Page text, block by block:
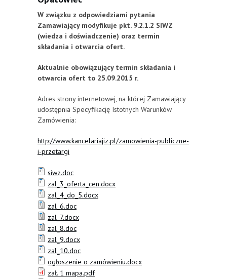
W związku z odpowiedziami pytania
Zamawiający modyfikuje pkt. 9.2.1.2 SIWZ
(wiedza i doświadczenie) oraz termin
składania i otwarcia ofert.
Aktualnie obowiązujący termin składania i
otwarcia ofert to 25.09.2015 r.
Adres strony internetowej, na której Zamawiający
udostępnia Specyfikację Istotnych Warunków
Zamówienia:
http://www.kancelariajiz.pl/zamowienia-publiczne-
i-przetargi
siwz.doc
zal_3_oferta_cen.docx
zal_4_do_5.docx
zal_6.doc
zal_7.docx
zal_8.doc
zal_9.docx
zal_10.doc
ogłoszenie o zamówieniu.docx
zał. 1 mapa.pdf